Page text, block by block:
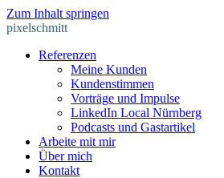
Zum Inhalt springen
pixelschmitt
Referenzen
Meine Kunden
Kundenstimmen
Vorträge und Impulse
LinkedIn Local Nürnberg
Podcasts und Gastartikel
Arbeite mit mir
Über mich
Kontakt